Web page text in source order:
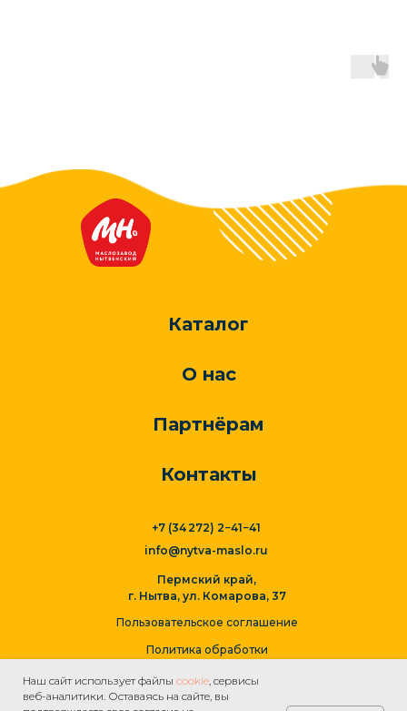
Наш сайт использует файлы cookie, сервисы
веб-аналитики. Оставаясь на сайте, вы
+7 (34 272) 2−41−41
info@nytva-maslo.ru
Пермский край,
г. Нытва, ул. Комарова, 37
Каталог
О нас
Партнёрам
Контакты
Политика обработки
Пользовательское соглашение